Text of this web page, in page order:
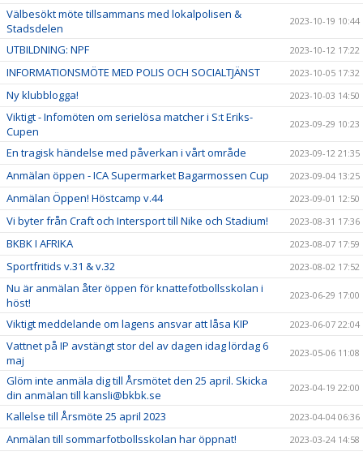
Välbesökt möte tillsammans med lokalpolisen &
Stadsdelen
2023-10-19 10:44
UTBILDNING: NPF 2023-10-12 17:22
INFORMATIONSMÖTE MED POLIS OCH SOCIALTJÄNST 2023-10-05 17:32
Ny klubblogga! 2023-10-03 14:50
Viktigt - Infomöten om serielösa matcher i S:t Eriks-
Cupen
2023-09-29 10:23
En tragisk händelse med påverkan i vårt område 2023-09-12 21:35
Anmälan öppen - ICA Supermarket Bagarmossen Cup 2023-09-04 13:25
Anmälan Öppen! Höstcamp v.44 2023-09-01 12:50
Vi byter från Craft och Intersport till Nike och Stadium! 2023-08-31 17:36
BKBK I AFRIKA 2023-08-07 17:59
Sportfritids v.31 & v.32 2023-08-02 17:52
Nu är anmälan åter öppen för knattefotbollsskolan i
höst!
2023-06-29 17:00
Viktigt meddelande om lagens ansvar att låsa KIP 2023-06-07 22:04
Vattnet på IP avstängt stor del av dagen idag lördag 6
maj
2023-05-06 11:08
Glöm inte anmäla dig till Årsmötet den 25 april. Skicka
din anmälan till kansli@bkbk.se
2023-04-19 22:00
Kallelse till Årsmöte 25 april 2023 2023-04-04 06:36
Anmälan till sommarfotbollsskolan har öppnat! 2023-03-24 14:58